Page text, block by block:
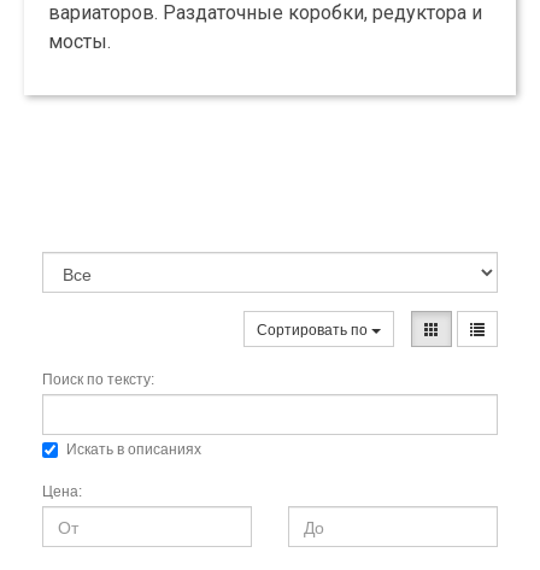
вариаторов. Раздаточные коробки, редуктора и
мосты.
Сортировать по
Поиск по тексту:
Искать в описаниях
Цена: